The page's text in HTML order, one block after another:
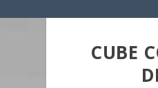
CUBE